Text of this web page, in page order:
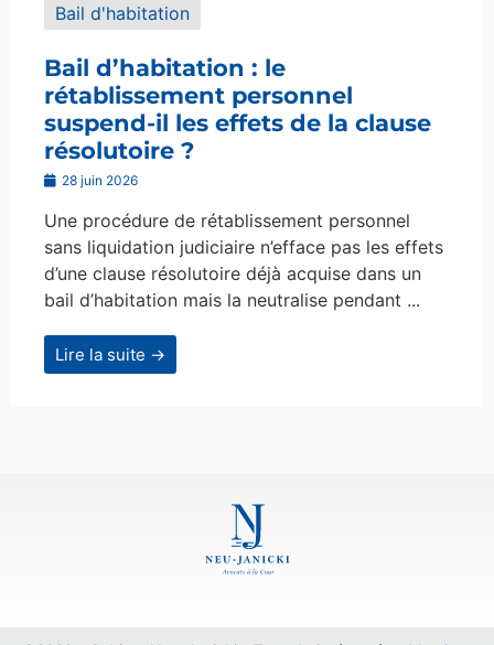
Bail d'habitation
Bail d’habitation : le
rétablissement personnel
suspend-il les effets de la clause
résolutoire ?
28 juin 2026
Une procédure de rétablissement personnel
sans liquidation judiciaire n’efface pas les effets
d’une clause résolutoire déjà acquise dans un
bail d’habitation mais la neutralise pendant ...
Lire la suite →